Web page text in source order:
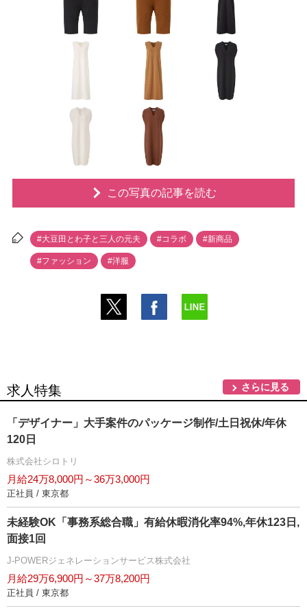
この写真の記事を読む
#大豆田とわ子と三人の元夫 #コラボ #新商品
#ファッション #洋服
求人特集 さらに見る
「デザイナー」大手案件のパッケージ制作/土日祝休/年休
120日
株式会社シロトリ
月給24万8,000円～36万3,000円
正社員 / 東京都
未経験OK「事務系総合職」有給休暇消化率94%,年休123日,
面接1回
J-POWERジェネレーションサービス株式会社
月給29万6,900円～37万8,200円
正社員 / 東京都